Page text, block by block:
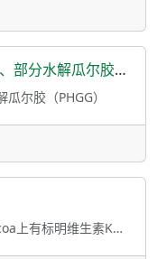
解瓜尔胶（PHGG）
尔胶（PHGG）
纳豆粉，适合做液体饮料，coa上有标明维生素K的含量，不满足条件的请勿扰